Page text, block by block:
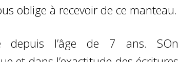
oblige à recevoir de ce manteau.
depuis l’âge de 7 ans. SOn